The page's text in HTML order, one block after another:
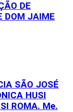
DE
DOM JAIME
SÃO JOSÉ
HUSI
ROMA. Me.